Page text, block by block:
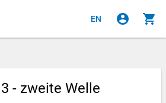
EN account_circle shopping_cart
- zweite Welle